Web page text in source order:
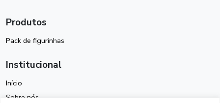
Produtos
Pack de figurinhas
Institucional
Início
Sobre nós